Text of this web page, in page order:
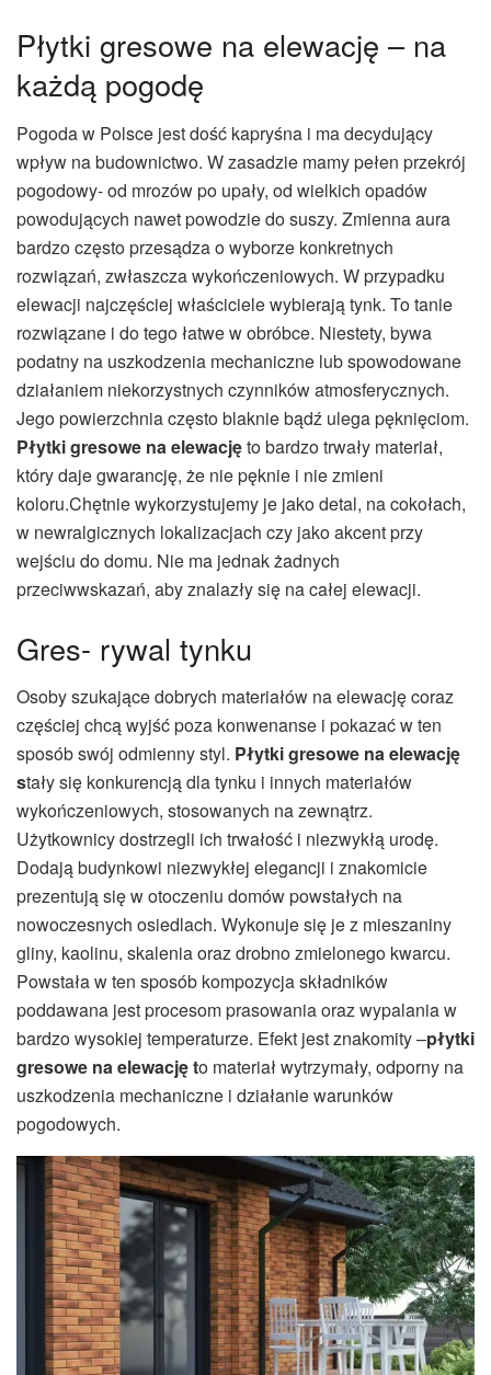
Płytki gresowe na elewację – na
każdą pogodę
Pogoda w Polsce jest dość kapryśna i ma decydujący
wpływ na budownictwo. W zasadzie mamy pełen przekrój
pogodowy- od mrozów po upały, od wielkich opadów
powodujących nawet powodzie do suszy. Zmienna aura
bardzo często przesądza o wyborze konkretnych
rozwiązań, zwłaszcza wykończeniowych. W przypadku
elewacji najczęściej właściciele wybierają tynk. To tanie
rozwiązane i do tego łatwe w obróbce. Niestety, bywa
podatny na uszkodzenia mechaniczne lub spowodowane
działaniem niekorzystnych czynników atmosferycznych.
Jego powierzchnia często blaknie bądź ulega pęknięciom.
Płytki gresowe na elewacjęto bardzo trwały materiał,
który daje gwarancję, że nie pęknie i nie zmieni
koloru.Chętnie wykorzystujemy je jako detal, na cokołach,
w newralgicznych lokalizacjach czy jako akcent przy
wejściu do domu. Nie ma jednak żadnych
przeciwwskazań, aby znalazły się na całej elewacji.
Gres- rywal tynku
Osoby szukające dobrych materiałów na elewację coraz
częściej chcą wyjść poza konwenanse i pokazać w ten
sposób swój odmienny styl. Płytki gresowe na elewację
stały się konkurencją dla tynku i innych materiałów
wykończeniowych, stosowanych na zewnątrz.
Użytkownicy dostrzegli ich trwałość i niezwykłą urodę.
Dodają budynkowi niezwykłej elegancji i znakomicie
prezentują się w otoczeniu domów powstałych na
nowoczesnych osiedlach. Wykonuje się je z mieszaniny
gliny, kaolinu, skalenia oraz drobno zmielonego kwarcu.
Powstała w ten sposób kompozycja składników
poddawana jest procesom prasowania oraz wypalania w
bardzo wysokiej temperaturze. Efekt jest znakomity –płytki
gresowe na elewację to materiał wytrzymały, odporny na
uszkodzenia mechaniczne i działanie warunków
pogodowych.